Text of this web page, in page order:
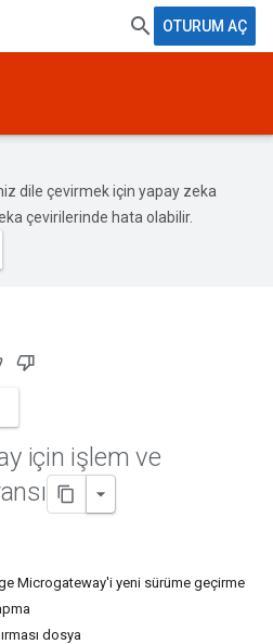
OTURUM AÇ
dile çevirmek için yapay zeka
çevirilerinde hata olabilir.
için işlem ve
Microgateway'i yeni sürüme geçirme
dosya